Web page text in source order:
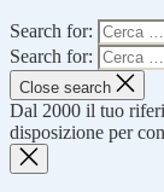
Search for:
Search for:
Close search
Dal 2000 il tuo
disposizione per